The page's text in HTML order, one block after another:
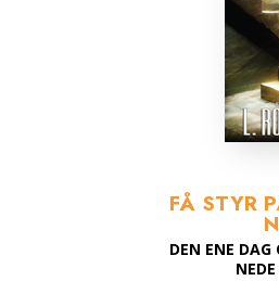
FÅ STYR
DEN ENE